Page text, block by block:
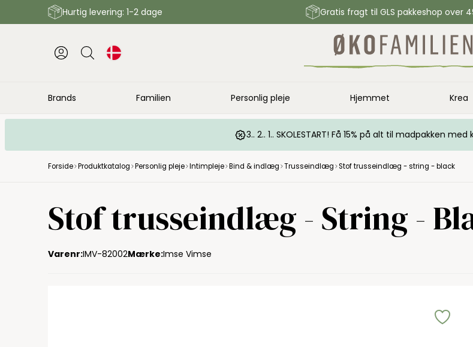
Hurtig levering: 1-2 dage Gratis fragt til GLS pakkeshop over
Brands Familien Personlig pleje Hjemmet Krea
3.. 2.. 1.. SKOLESTART! Få 15% på alt til madpakken med
Forside Produktkatalog Personlig pleje Intimpleje Bind & indlæg Trusseindlæg Stof trusseindlæg - string - black
Stof trusseindlæg - String -
Varenr:IMV-82002Mærke:Imse Vimse